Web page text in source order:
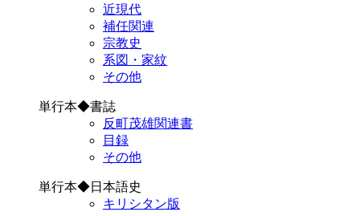
近現代
補任関連
宗教史
系図・家紋
その他
単行本◆書誌
反町茂雄関連書
目録
その他
単行本◆日本語史
キリシタン版